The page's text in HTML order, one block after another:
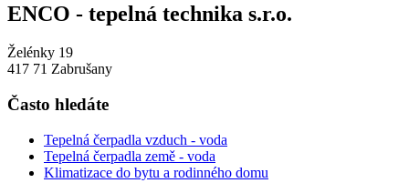
ENCO - tepelná technika s.r.o.
Želénky 19
417 71 Zabrušany
Často hledáte
Tepelná čerpadla vzduch - voda
Tepelná čerpadla země - voda
Klimatizace do bytu a rodinného domu